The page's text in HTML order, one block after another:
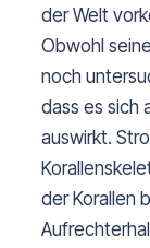
der Welt
Obwohl
noch
dass es sich
auswirkt.
der Korallen